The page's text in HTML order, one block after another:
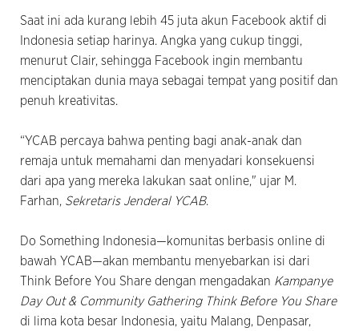
Saat ini ada kurang lebih 45 juta akun Facebook aktif di
Indonesia setiap harinya. Angka yang cukup tinggi,
menurut Clair, sehingga Facebook ingin membantu
menciptakan dunia maya sebagai tempat yang positif dan
penuh kreativitas.
“YCAB percaya bahwa penting bagi anak-anak dan
remaja untuk memahami dan menyadari konsekuensi
dari apa yang mereka lakukan saat online," ujar M.
Farhan, Sekretaris Jenderal YCAB.
Do Something Indonesia—komunitas berbasis online di
bawah YCAB—akan membantu menyebarkan isi dari
Think Before You Share dengan mengadakan Kampanye
Day Out & Community Gathering Think Before You Share
di lima kota besar Indonesia, yaitu Malang, Denpasar,